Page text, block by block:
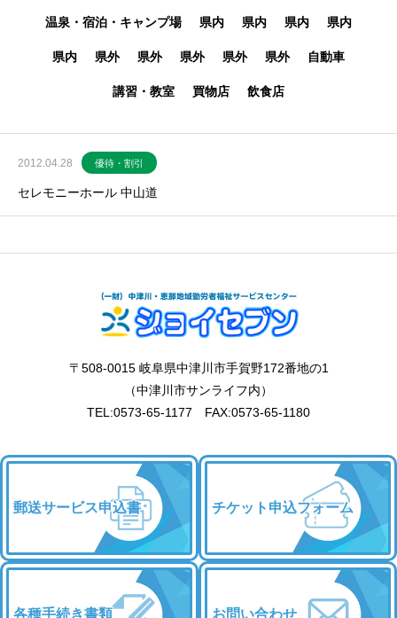
温泉・宿泊・キャンプ場 県内 県内 県内 県内
県内 県外 県外 県外 県外 県外 自動車
講習・教室 買物店 飲食店
2012.04.28 優待・割引
セレモニーホール 中山道
〒508-0015 岐阜県中津川市手賀野172番地の1
（中津川市サンライフ内）
TEL:0573-65-1177 FAX:0573-65-1180
郵送サービス申込書 チケット申込フォーム
各種手続き書類 お問い合わせ